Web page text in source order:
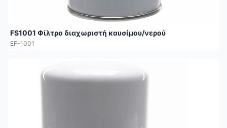
FS1001 Φίλτρο διαχωριστή καυσίμου/νερού
EF-1001